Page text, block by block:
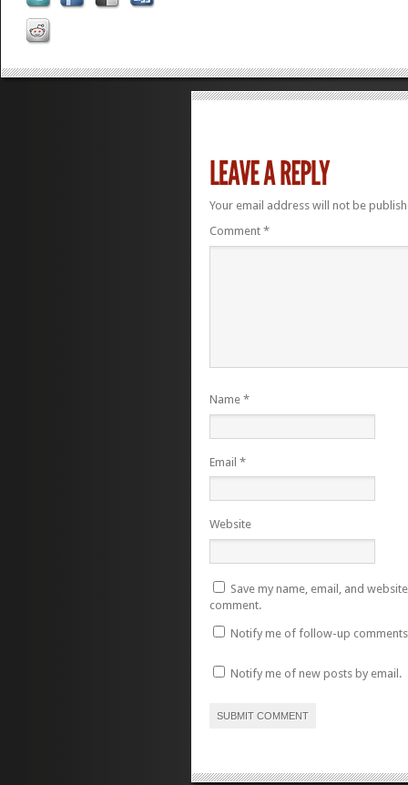
Your email address will not be
Comment *
Name *
Email *
Website
Save my name, email, and
comment.
Notify me of follow-up
Notify me of new posts by email.